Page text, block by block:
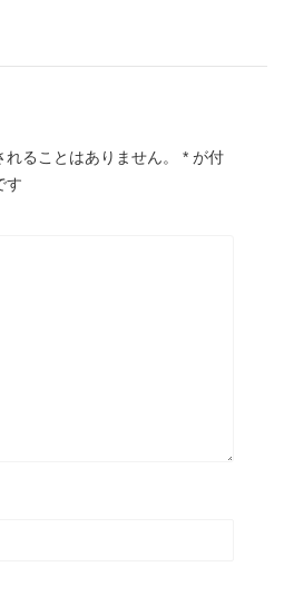
ることはありません。 * が付
す